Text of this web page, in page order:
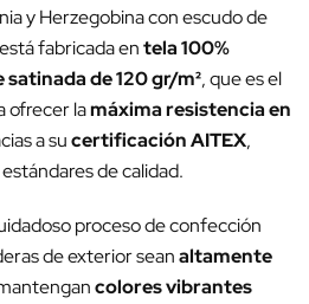
y Herzegobina con escudo de
fabricada entela 100%
de 120 gr/m², que es el
ofrecer lamáxima resistencia en
a sucertificación AITEX,
de calidad.
proceso de confección
de exterior seanaltamente
colores vibrantes